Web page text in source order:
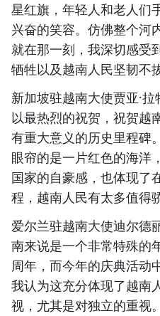
星红旗，年轻人和老人们
兴奋的笑容。仿佛整个河
就在那一刻，我深切感受
牺牲以及越南人民坚韧不
新加坡驻越南大使贾亚·
以最热烈的祝贺，祝贺越
有重大意义的历史里程碑
眼帘的是一片红色的海洋
国家的自豪感，也体现了
程，越南人民有太多值得
爱尔兰驻越南大使迪尔德
南来说是一个非常特殊的
周年，而今年的庆典活动
我认为这充分体现了越南
视，尤其是对独立的重视